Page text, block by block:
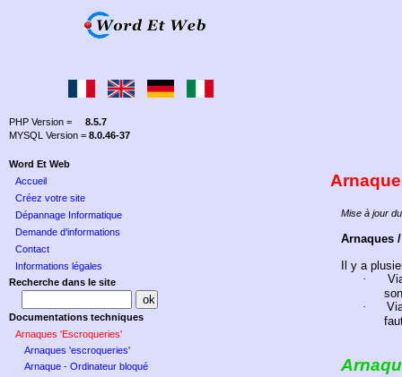
PHP Version = 8.5.7
MYSQL Version = 8.0.46-37
Word Et Web
Accueil
Créez votre site
Dépannage Informatique
Demande d'informations
Contact
Informations légales
Recherche dans le site
Documentations techniques
Arnaques 'Escroqueries'
Arnaques 'escroqueries'
Arnaque - Ordinateur bloqué
Mise à jour
Arnaques
Il y a
·
·